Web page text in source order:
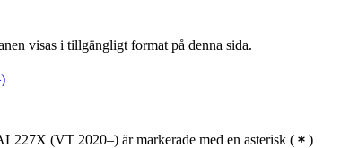
visas i tillgängligt format på denna sida.
(VT 2020–) är markerade med en asterisk ( )